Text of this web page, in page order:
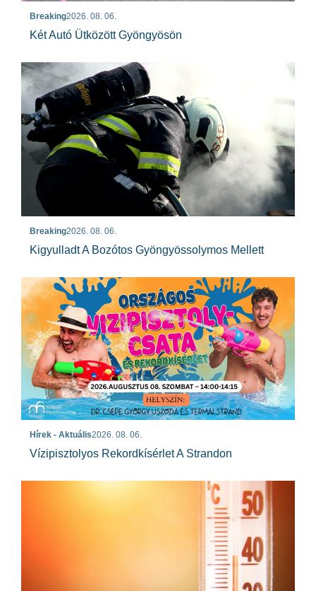
Breaking2026. 08. 06.
Két Autó Ütközött Gyöngyösön
Breaking2026. 08. 06.
Kigyulladt A Bozótos Gyöngyössolymos Mellett
Hírek - Aktuális2026. 08. 06.
Vízipisztolyos Rekordkísérlet A Strandon